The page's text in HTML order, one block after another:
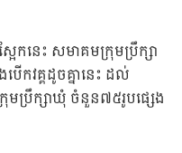
ែកនេះ សមាគមក្រុមប្រឹក្សា
ើកវគ្គដូចគ្នានេះ ដល់
ប្រឹក្សាឃុំ ចំនួន៧៥រូបផ្សេង